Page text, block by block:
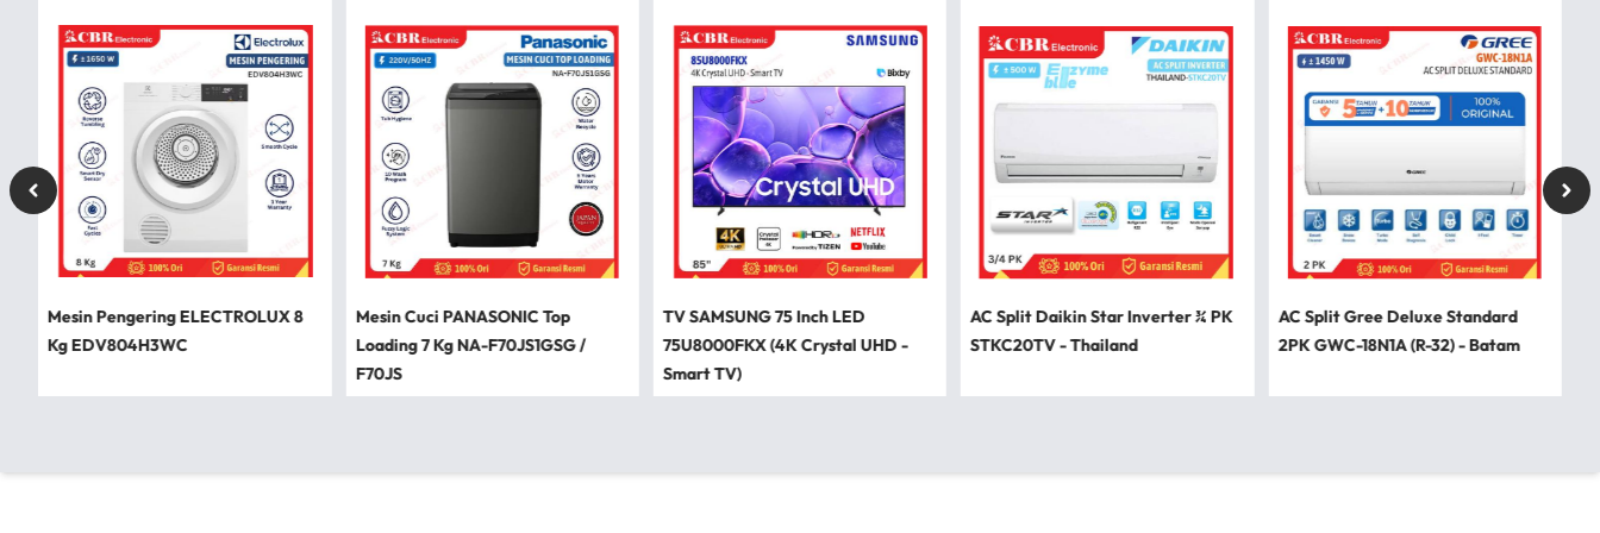
TV SAMSUNG 75 Inch LED
75U8000FKX (4K Crystal UHD -
Smart TV)
AC Split Daikin Star Inverter ¾ PK
STKC20TV - Thailand
AC Split Gree Deluxe Standard
2PK GWC-18N1A (R-32) - Batam
Mesin Pengering ELECTROLUX 8
Kg EDV804H3WC
Mesin Cuci PANASONIC Top
Loading 7 Kg NA-F70JS1GSG /
F70JS